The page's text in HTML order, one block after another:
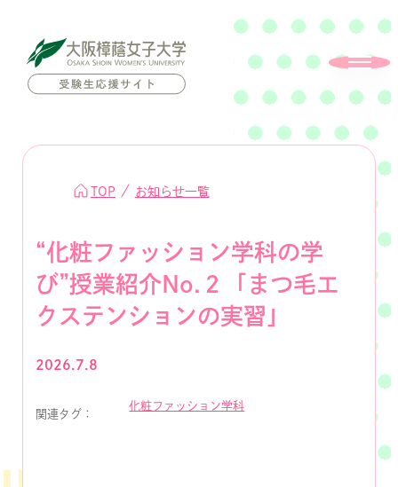
TOP お知らせ一覧
“化粧ファッション学科の学
び”授業紹介No.２「まつ毛エ
クステンションの実習」
2026.7.8
関連タグ：
化粧ファッション学科